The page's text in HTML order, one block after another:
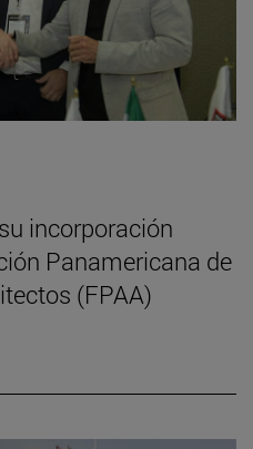
incorporación
Panamericana de
(FPAA)